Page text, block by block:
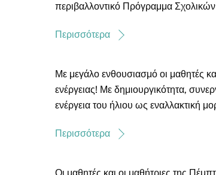
περιβαλλοντικό Πρόγραμμα
Περισσότερα
Με μεγάλο ενθουσιασμό οι μαθητές
ενέργειας! Με δημιουργικότητα,
ενέργεια του ήλιου ως εναλλακτική
Περισσότερα